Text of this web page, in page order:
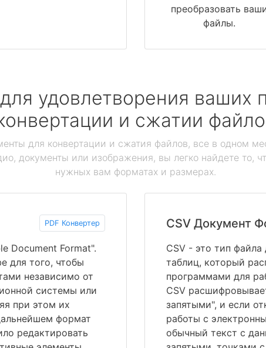
преобразовать
файлы.
удовлетворения ваших
и сжатии
для конвертации и сжатия файлов, все в одном
документы или изображения, вы легко найдете то,
нужных вам форматах и размерах.
PDF Конвертер
Document Format".
для того, чтобы
независимо от
системы или
при этом их
формат
редактировать
CSV Документ
CSV - это тип
таблиц, который
программами для
CSV
запятыми", и если
работы с
обычный текст с